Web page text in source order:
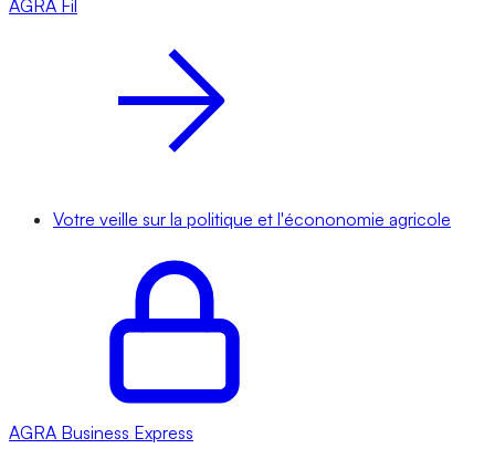
AGRA Fil
Votre veille sur la politique et l'écononomie agricole
AGRA Business Express